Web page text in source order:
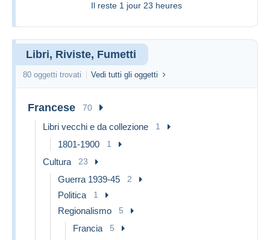
Il reste 1 jour 23 heures
Libri, Riviste, Fumetti
80 oggetti trovati Vedi tutti gli oggetti
Francese 70
Libri vecchi e da collezione 1
1801-1900 1
Cultura 23
Guerra 1939-45 2
Politica 1
Regionalismo 5
Francia 5